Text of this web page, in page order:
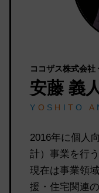
ココザス株式会社
安藤 義
Y O S H IT O A
2016年に個人
計）事業を行
現在は事業領
援・住宅関連